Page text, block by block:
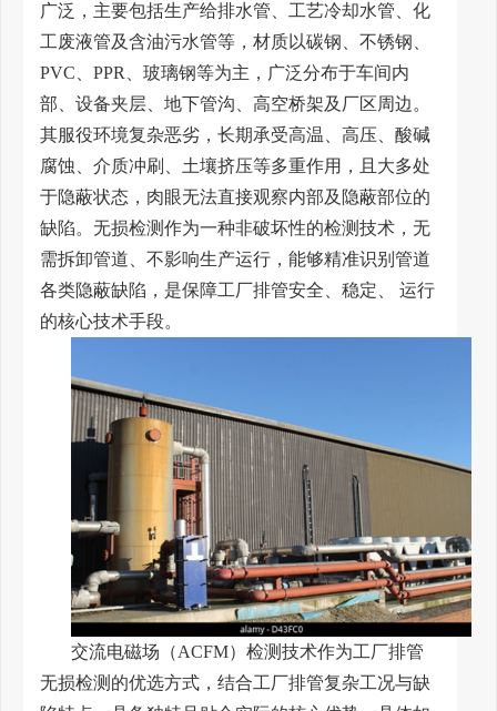
广泛，主要包括生产给排水管、工艺冷却水管、化
工废液管及含油污水管等，材质以碳钢、不锈钢、
PVC、PPR、玻璃钢等为主，广泛分布于车间内
部、设备夹层、地下管沟、高空桥架及厂区周边。
其服役环境复杂恶劣，长期承受高温、高压、酸碱
腐蚀、介质冲刷、土壤挤压等多重作用，且大多处
于隐蔽状态，肉眼无法直接观察内部及隐蔽部位的
缺陷。无损检测作为一种非破坏性的检测技术，无
需拆卸管道、不影响生产运行，能够精准识别管道
各类隐蔽缺陷，是保障工厂排管安全、稳定、 运行
的核心技术手段。
交流电磁场（ACFM）检测技术作为工厂排管
无损检测的优选方式，结合工厂排管复杂工况与缺